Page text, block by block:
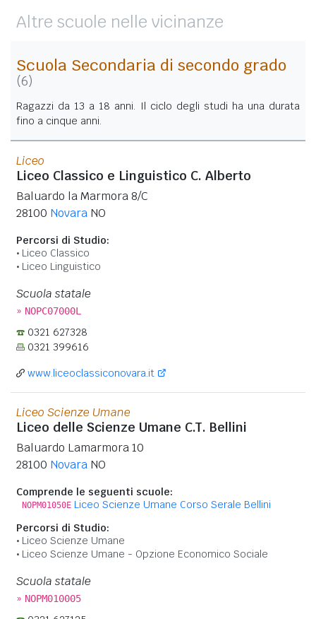
Altre scuole nelle vicinanze
Scuola Secondaria di secondo grado
(6)
Ragazzi da 13 a 18 anni. Il ciclo degli studi ha una durata
fino a cinque anni.
Liceo
Liceo Classico e Linguistico C. Alberto
Baluardo la Marmora 8/C
28100 Novara NO
Percorsi di Studio:
Liceo Classico
Liceo Linguistico
Scuola statale
» NOPC07000L
0321 627328
0321 399616
www.liceoclassiconovara.it
Liceo Scienze Umane
Liceo delle Scienze Umane C.T. Bellini
Baluardo Lamarmora 10
28100 Novara NO
Comprende le seguenti scuole:
NOPM01050E Liceo Scienze Umane Corso Serale Bellini
Percorsi di Studio:
Liceo Scienze Umane
Liceo Scienze Umane - Opzione Economico Sociale
Scuola statale
» NOPM010005